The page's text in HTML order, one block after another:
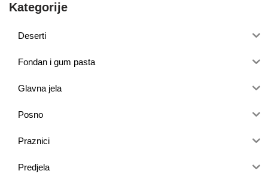
Kategorije
Deserti
Fondan i gum pasta
Glavna jela
Posno
Praznici
Predjela